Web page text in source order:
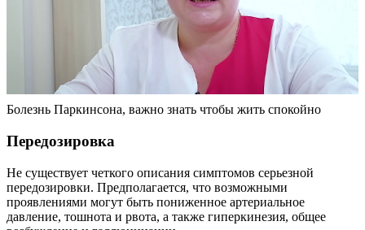
Болезнь Паркинсона, важно знать чтобы жить спокойно
Передозировка
Не существует четкого описания симптомов серьезной
передозировки. Предполагается, что возможными
проявлениями могут быть пониженное артериальное
давление, тошнота и рвота, а также гиперкинезия, общее